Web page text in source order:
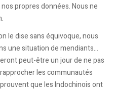
propres données. Nous ne
le dise sans équivoque, nous
une situation de mendiants…
peut-être un jour de ne pas
les communautés
que les Indochinois ont